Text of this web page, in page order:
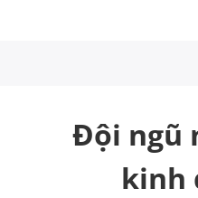
Đội ngũ
kinh